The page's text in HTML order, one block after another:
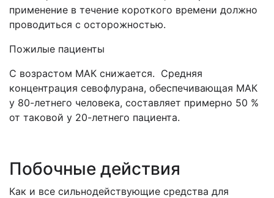
применение в течение короткого времени должно
проводиться с осторожностью.
Пожилые пациенты
С возрастом МАК снижается. Средняя
концентрация севофлурана, обеспечивающая МАК
у 80-летнего человека, составляет примерно 50 %
от таковой у 20-летнего пациента.
Побочные действия
Как и все сильнодействующие средства для